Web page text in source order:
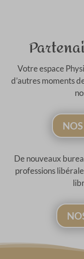
Votre espace
d’autres moments
De nouveaux
professions